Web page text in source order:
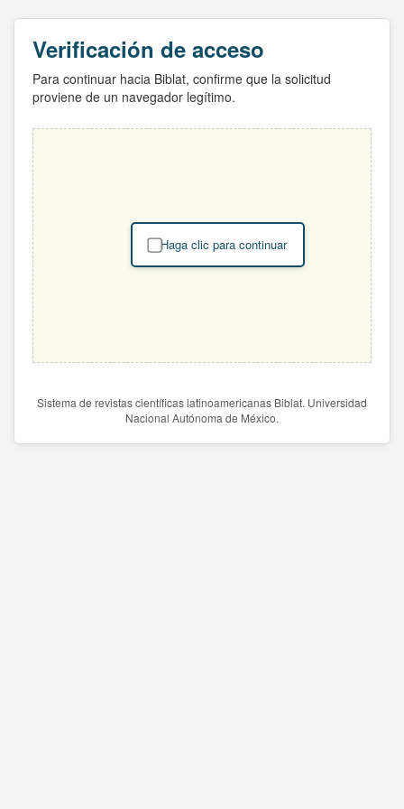
Verificación de acceso
Para continuar hacia Biblat, confirme que la solicitud
proviene de un navegador legítimo.
Haga clic para continuar
Sistema de revistas científicas latinoamericanas Biblat. Universidad
Nacional Autónoma de México.